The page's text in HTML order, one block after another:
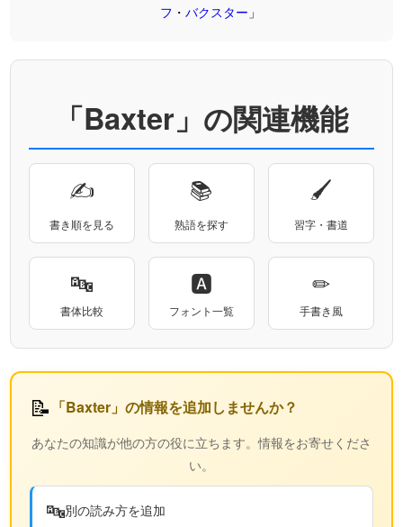
フ ・ バクスター 」
「Baxter」の関連機能
✍
書き順を見る
📚
熟語を探す
🖌
習字・書道
🔤
書体比較
🅰
フォント一覧
✏
手書き風
📝 「Baxter」の情報を追加しませんか？
あなたの知識が他の方の役に立ちます。情報をお寄せくださ
い。
🔤別の読み方を追加